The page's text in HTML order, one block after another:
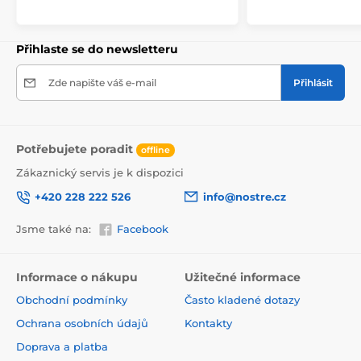
Použitá tisková metoda je ekologická, a proto jsou
přísné normy a mají VOC i GREENGUARD GOLD
certifikaci. Navíc jsou bez obsahu PVC a lepidlo je na
Přihlaste se do newsletteru
Zde napište váš e-mail Přihlásit
Potřebujete poradit offline
Zákaznický servis je k dispozici
+420 228 222 526
info@nostre.cz
Jsme také na: Facebook
Informace o nákupu
Obchodní podmínky
Ochrana osobních údajů
Doprava a platba
Užitečné informace
Často kladené dotazy
Kontakty